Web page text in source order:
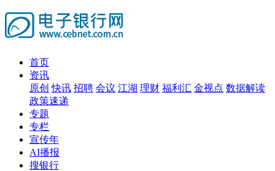
首页
资讯
原创 快讯 招聘 会议 江湖 理财 福利汇 金视点 数据解读
政策速递
专题
专栏
宣传年
AI播报
搜银行